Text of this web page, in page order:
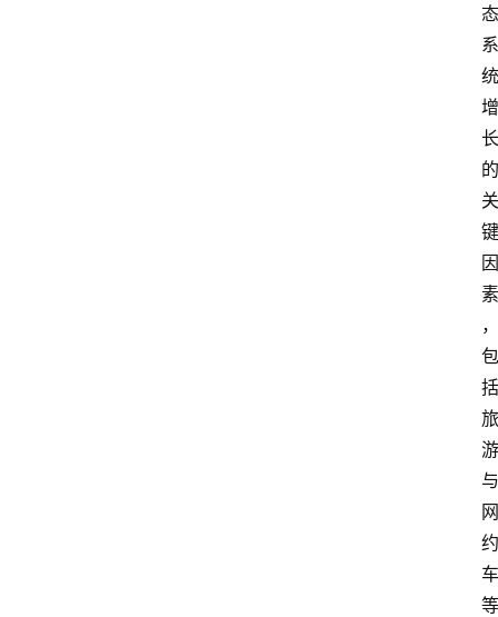
态
系
统
增
长
的
关
键
因
素
，
包
括
旅
游
与
网
约
车
等